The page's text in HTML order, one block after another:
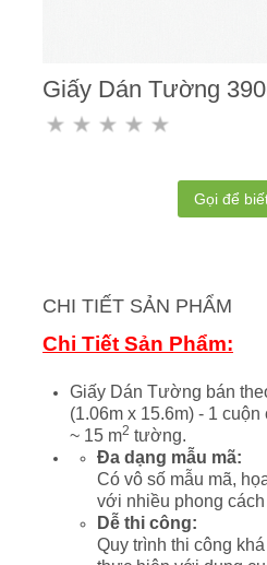
Giấy Dán Tường
Gọi để
CHI TIẾT SẢN PHẨM
Chi Tiết Sản Phẩm:
Giấy Dán Tường bán
(1.06m x 15.6m) - 1
~ 15 m2 tường.
Đa dạng mẫu mã:
Có vô số mẫu mã,
với nhiều phong
Dễ thi công:
Quy trình thi công